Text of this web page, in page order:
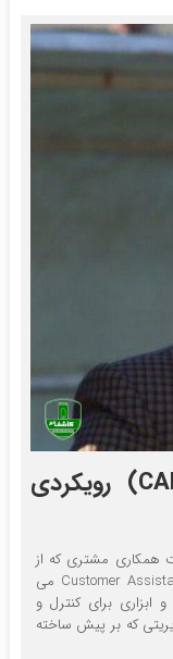
مدیریت همکاری مشتری(CAM) رویکردی
همکاری مشتری که از
این پس ما آن را (CAM) یا Customer Assistant Management می
ابزاری برای کنترل و
که بر پیش ساخته